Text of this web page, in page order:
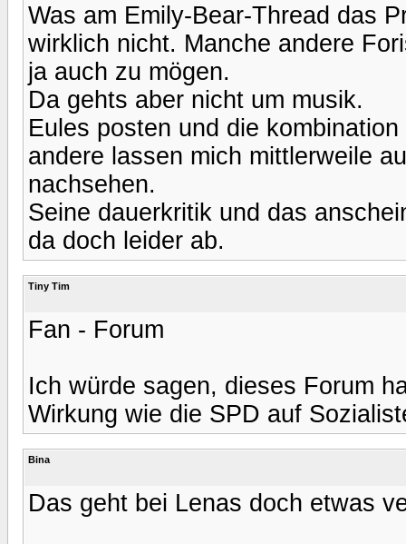
Was am Emily-Bear-Thread das
wirklich nicht. Manche andere
ja auch zu mögen.
Da gehts aber nicht um musik.
Eules posten und die
andere lassen mich mittlerweile
nachsehen.
Seine dauerkritik und das
da doch leider ab.
Tiny Tim
Fan - Forum
Ich würde sagen, dieses Forum
Wirkung wie die SPD auf
Bina
Das geht bei Lenas doch etwas